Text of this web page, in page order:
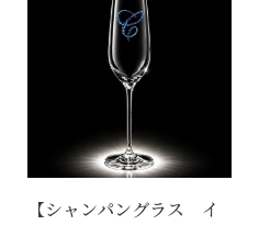
【シャンパングラス イ